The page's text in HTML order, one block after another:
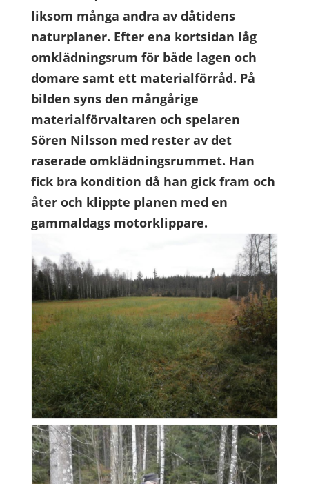
liksom många andra av dåtidens
naturplaner. Efter ena kortsidan låg
omklädningsrum för både lagen och
domare samt ett materialförråd. På
bilden syns den mångårige
materialförvaltaren och spelaren
Sören Nilsson med rester av det
raserade omklädningsrummet. Han
fick bra kondition då han gick fram och
åter och klippte planen med en
gammaldags motorklippare.